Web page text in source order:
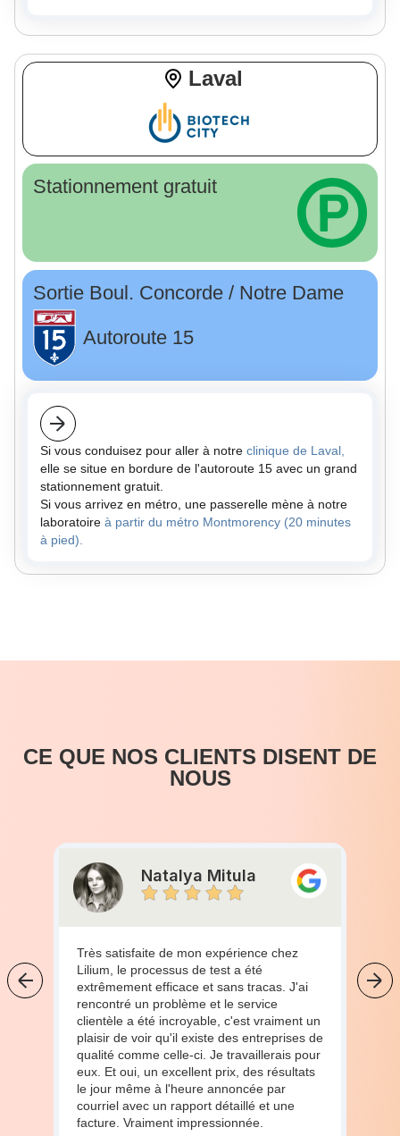
Laval
Stationnement gratuit
Sortie Boul. Concorde / Notre Dame
Autoroute 15
Si vous conduisez pour aller à notre clinique de Laval,
elle se situe en bordure de l'autoroute 15 avec un grand
stationnement gratuit.
Si vous arrivez en métro, une passerelle mène à notre
laboratoire à partir du métro Montmorency (20 minutes
à pied).
CE QUE NOS CLIENTS DISENT DE
NOUS
Natalya Mitula
Très satisfaite de mon expérience chez
Lilium, le processus de test a été
extrêmement efficace et sans tracas. J'ai
rencontré un problème et le service
clientèle a été incroyable, c'est vraiment un
plaisir de voir qu'il existe des entreprises de
qualité comme celle-ci. Je travaillerais pour
eux. Et oui, un excellent prix, des résultats
le jour même à l'heure annoncée par
courriel avec un rapport détaillé et une
facture. Vraiment impressionnée.